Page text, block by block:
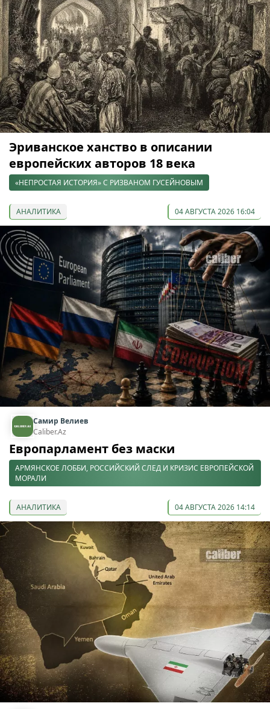
Эриванское ханство в описании
европейских авторов 18 века
«НЕПРОСТАЯ ИСТОРИЯ» С РИЗВАНОМ ГУСЕЙНОВЫМ
АНАЛИТИКА 04 АВГУСТА 2026 16:04
Самир Велиев
Caliber.Az
Европарламент без маски
АРМЯНСКОЕ ЛОББИ, РОССИЙСКИЙ СЛЕД И КРИЗИС ЕВРОПЕЙСКОЙ
МОРАЛИ
АНАЛИТИКА 04 АВГУСТА 2026 14:14